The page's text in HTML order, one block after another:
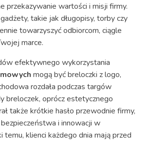
przekazywanie wartości i misji firmy.
takie jak długopisy, torby czy
towarzyszyć odbiorcom, ciągle
marce.
efektywnego wykorzystania
mogą być breloczki z logo,
rozdała podczas targów
breloczek, oprócz estetycznego
także krótkie hasło przewodnie firmy,
i innowacji w
temu, klienci każdego dnia mają przed